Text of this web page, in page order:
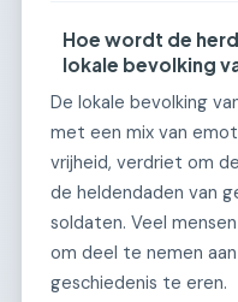
Hoe wordt de
lokale bevolking
De lokale bevolking
met een mix van
vrijheid, verdriet om
de heldendaden van
soldaten. Veel
om deel te nemen
geschiedenis te eren.